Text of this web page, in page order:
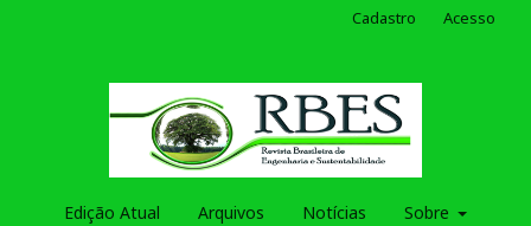
Edição Atual Arquivos Notícias Sobre
Cadastro Acesso